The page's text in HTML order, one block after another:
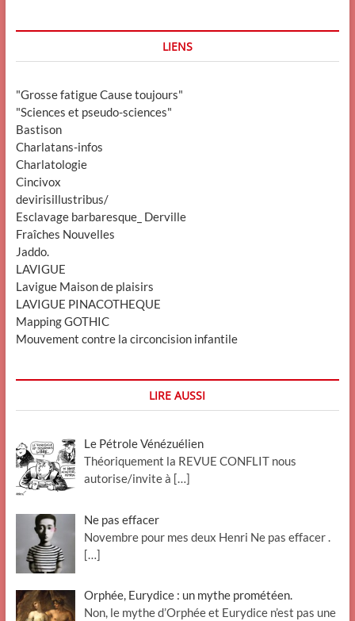
LIENS
"Grosse fatigue Cause toujours"
"Sciences et pseudo-sciences"
Bastison
Charlatans-infos
Charlatologie
Cincivox
devirisillustribus/
Esclavage barbaresque_ Derville
Fraîches Nouvelles
Jaddo.
LAVIGUE
Lavigue Maison de plaisirs
LAVIGUE PINACOTHEQUE
Mapping GOTHIC
Mouvement contre la circoncision infantile
LIRE AUSSI
Le Pétrole Vénézuélien
Théoriquement la REVUE CONFLIT nous
autorise/invite à […]
Ne pas effacer
Novembre pour mes deux Henri Ne pas effacer .
[…]
Orphée, Eurydice : un mythe prométéen.
Non, le mythe d’Orphée et Eurydice n’est pas une